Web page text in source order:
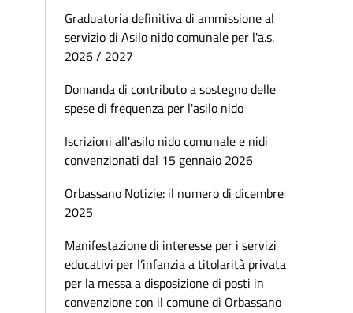
Graduatoria definitiva di ammissione al
servizio di Asilo nido comunale per l'a.s.
2026 / 2027
Domanda di contributo a sostegno delle
spese di frequenza per l'asilo nido
Iscrizioni all'asilo nido comunale e nidi
convenzionati dal 15 gennaio 2026
Orbassano Notizie: il numero di dicembre
2025
Manifestazione di interesse per i servizi
educativi per l’infanzia a titolarità privata
per la messa a disposizione di posti in
convenzione con il comune di Orbassano